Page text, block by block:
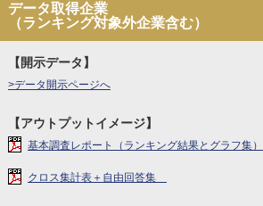
データ取得企業
（ランキング対象外企業含む）
【開示データ】
>データ開示ページへ
【アウトプットイメージ】
基本調査レポート（ランキング結果とグラフ集）
クロス集計表＋自由回答集